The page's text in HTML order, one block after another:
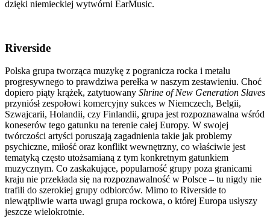
dzięki niemieckiej wytwórni EarMusic.
Riverside
Polska grupa tworząca muzykę z pogranicza rocka i metalu
progresywnego to prawdziwa perełka w naszym zestawieniu. Choć
dopiero piąty krążek, zatytuowany Shrine of New Generation Slaves
przyniósł zespołowi komercyjny sukces w Niemczech, Belgii,
Szwajcarii, Holandii, czy Finlandii, grupa jest rozpoznawalna wśród
koneserów tego gatunku na terenie całej Europy. W swojej
twórczości artyści poruszają zagadnienia takie jak problemy
psychiczne, miłość oraz konflikt wewnętrzny, co właściwie jest
tematyką często utożsamianą z tym konkretnym gatunkiem
muzycznym. Co zaskakujące, popularność grupy poza granicami
kraju nie przekłada się na rozpoznawalność w Polsce – tu nigdy nie
trafili do szerokiej grupy odbiorców. Mimo to Riverside to
niewątpliwie warta uwagi grupa rockowa, o której Europa usłyszy
jeszcze wielokrotnie.